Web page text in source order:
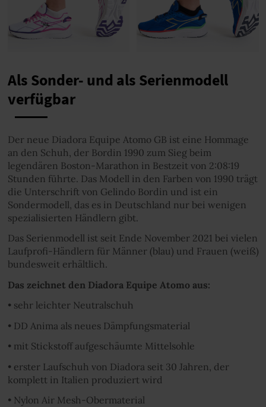
Als Sonder- und als Serienmodell
verfügbar
Der neue Diadora Equipe Atomo GB ist eine Hommage
an den Schuh, der Bordin 1990 zum Sieg beim
legendären Boston-Marathon in Bestzeit von 2:08:19
Stunden führte. Das Modell in den Farben von 1990 trägt
die Unterschrift von Gelindo Bordin und ist ein
Sondermodell, das es in Deutschland nur bei wenigen
spezialisierten Händlern gibt.
Das Serienmodell ist seit Ende November 2021 bei vielen
Laufprofi-Händlern für Männer (blau) und Frauen (weiß)
bundesweit erhältlich.
Das zeichnet den Diadora Equipe Atomo aus:
• sehr leichter Neutralschuh
• DD Anima als neues Dämpfungsmaterial
• mit Stickstoff aufgeschäumte Mittelsohle
• erster Laufschuh von Diadora seit 30 Jahren, der
komplett in Italien produziert wird
• Nylon Air Mesh-Obermaterial